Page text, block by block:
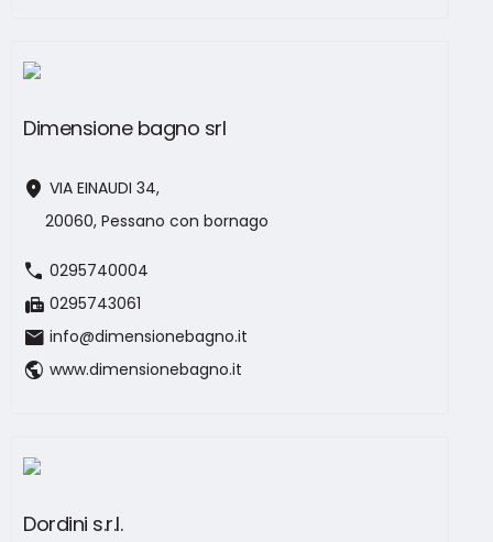
Dimensione bagno srl
location_on VIA EINAUDI 34,
20060, Pessano con bornago
call 0295740004
fax 0295743061
mail info@dimensionebagno.it
public www.dimensionebagno.it
Dordini s.r.l.